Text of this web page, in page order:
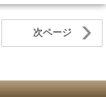
次ページ